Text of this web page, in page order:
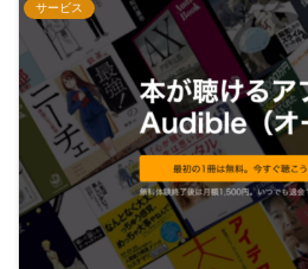
サービス